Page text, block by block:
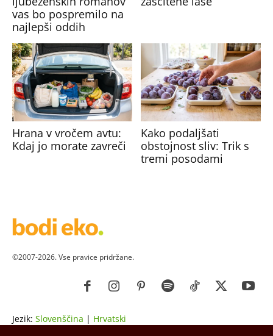
vas bo pospremilo na
najlepši oddih
Hrana v vročem avtu:
Kdaj jo morate zavreči
Kako podaljšati
obstojnost sliv: Trik s
tremi posodami
©2007-2026. Vse pravice pridržane.
Jezik: Slovenščina | Hrvatski